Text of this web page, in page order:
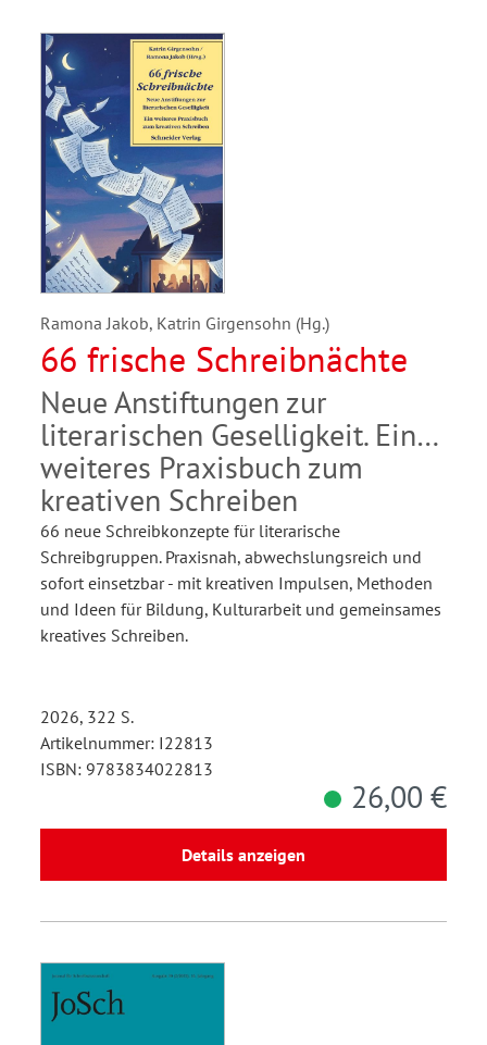
Ramona Jakob, Katrin Girgensohn (Hg.)
66 frische Schreibnächte
Neue Anstiftungen zur
literarischen Geselligkeit. Ein
weiteres Praxisbuch zum
kreativen Schreiben
66 neue Schreibkonzepte für literarische
Schreibgruppen. Praxisnah, abwechslungsreich und
sofort einsetzbar - mit kreativen Impulsen, Methoden
und Ideen für Bildung, Kulturarbeit und gemeinsames
kreatives Schreiben.
2026, 322 S.
Artikelnummer: I22813
ISBN: 9783834022813
26,00 €
Details anzeigen